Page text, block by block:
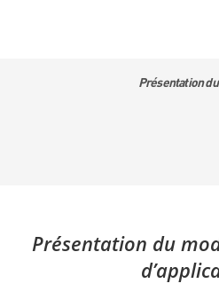
Présentation
Présentation du